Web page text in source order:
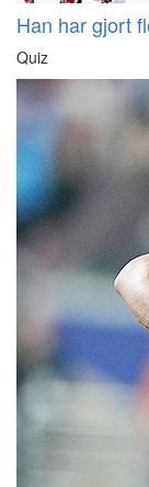
Han har gjort
Quiz